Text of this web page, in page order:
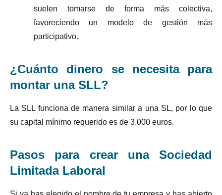
suelen tomarse de forma más colectiva,
favoreciendo un modelo de gestión más
participativo.
¿Cuánto dinero se necesita para
montar una SLL?
La SLL funciona de manera similar a una SL, por lo que
su capital mínimo requerido es de 3.000 euros.
Pasos para crear una Sociedad
Limitada Laboral